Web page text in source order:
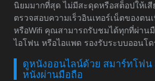
นิยมมากที่สุด ไม่มีสะดุดหรือสต็อปให้เ
ตรวจสอบความเร็วอินเทอร์เน็ตของตน
หรือWifi คุณสามารถรับชมได้ทุกที่ผ่าน
ไอโฟน หรือไอแพด รองรับระบบออนโด
ดูหนังออนไลน์ด้วย สมาร์ทโฟน
หนังผ่านมือถือ